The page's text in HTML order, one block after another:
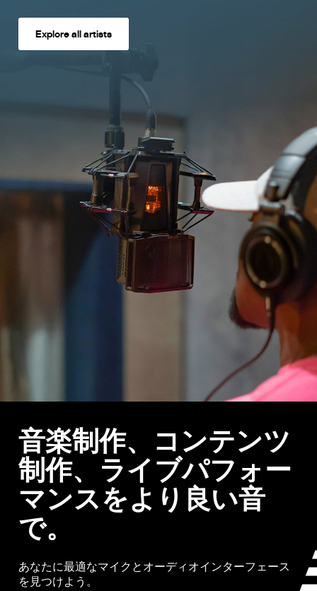
Explore all artists
音楽制作、コンテンツ
制作、ライブパフォー
マンスをより良い音
で。
あなたに最適なマイクとオーディオインターフェース
を見つけよう。